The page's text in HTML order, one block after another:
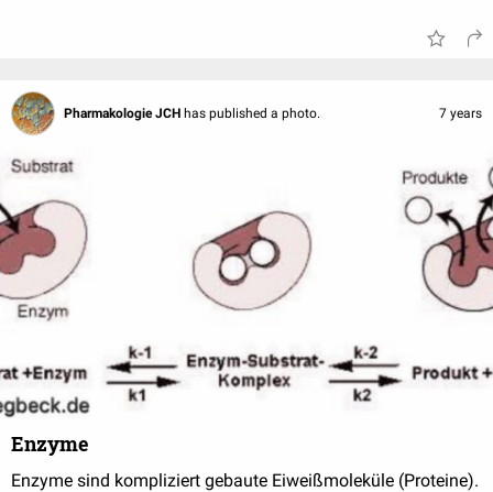
Pharmakologie JCH has published a photo. 7 years
Enzyme
Enzyme sind kompliziert gebaute Eiweißmoleküle (Proteine).